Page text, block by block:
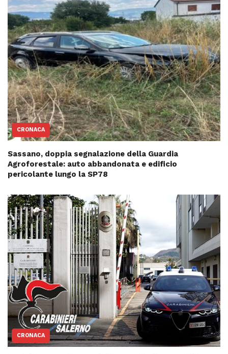
CRONACA
Sassano, doppia segnalazione della Guardia
Agroforestale: auto abbandonata e edificio
pericolante lungo la SP78
CRONACA